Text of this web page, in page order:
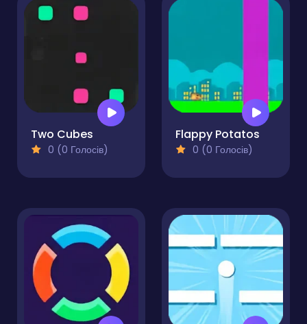
Two Cubes
0 (0 Голосів)
Flappy Potatos
0 (0 Голосів)